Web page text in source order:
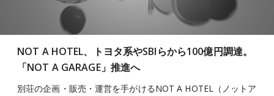
NOT A HOTEL、トヨタ系やSBIらから100億円調達。
「NOT A GARAGE」推進へ
別荘の企画・販売・運営を手がけるNOT A HOTEL（ノットア